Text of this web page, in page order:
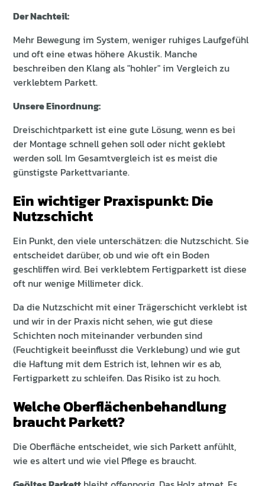
Der Nachteil:
Mehr Bewegung im System, weniger ruhiges Laufgefühl
und oft eine etwas höhere Akustik. Manche
beschreiben den Klang als "hohler" im Vergleich zu
verklebtem Parkett.
Unsere Einordnung:
Dreischichtparkett ist eine gute Lösung, wenn es bei
der Montage schnell gehen soll oder nicht geklebt
werden soll. Im Gesamtvergleich ist es meist die
günstigste Parkettvariante.
Ein wichtiger Praxispunkt: Die
Nutzschicht
Ein Punkt, den viele unterschätzen: die Nutzschicht. Sie
entscheidet darüber, ob und wie oft ein Boden
geschliffen wird. Bei verklebtem Fertigparkett ist diese
oft nur wenige Millimeter dick.
Da die Nutzschicht mit einer Trägerschicht verklebt ist
und wir in der Praxis nicht sehen, wie gut diese
Schichten noch miteinander verbunden sind
(Feuchtigkeit beeinflusst die Verklebung) und wie gut
die Haftung mit dem Estrich ist, lehnen wir es ab,
Fertigparkett zu schleifen. Das Risiko ist zu hoch.
Welche Oberflächenbehandlung
braucht Parkett?
Die Oberfläche entscheidet, wie sich Parkett anfühlt,
wie es altert und wie viel Pflege es braucht.